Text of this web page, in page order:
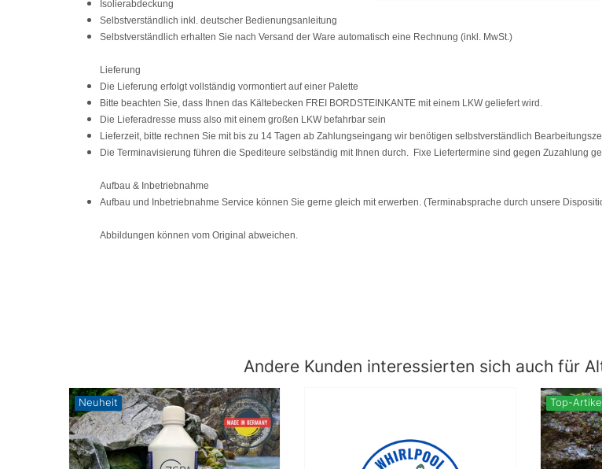
Isolierabdeckung
Selbstverständlich inkl. deutscher Bedienungsanleitung
Selbstverständlich erhalten Sie nach Versand der Ware automatisch eine Rechnung (inkl. MwSt.)
Lieferung
Die Lieferung erfolgt vollständig vormontiert auf einer Palette
Bitte beachten Sie, dass Ihnen das Kältebecken FREI BORDSTEINKANTE mit einem LKW geliefert wird.
Die Lieferadresse muss also mit einem großen LKW befahrbar sein
Lieferzeit, bitte rechnen Sie mit bis zu 14 Tagen ab Zahlungseingang wir benötigen selbstverständlich
Die Terminavisierung führen die Spediteure selbständig mit Ihnen durch. Fixe Liefertermine sind gegen Zuzahlung
Aufbau & Inbetriebnahme
Aufbau und Inbetriebnahme Service können Sie gerne gleich mit erwerben. (Terminabsprache durch unsere
Abbildungen können vom Original abweichen.
Andere Kunden interessierten sich auch für
Neuheit Top-